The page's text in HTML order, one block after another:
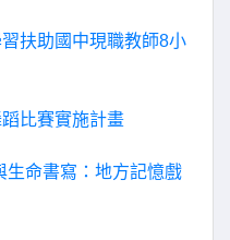
扶助國中現職教師8小
比賽實施計畫
生命書寫：地方記憶戲